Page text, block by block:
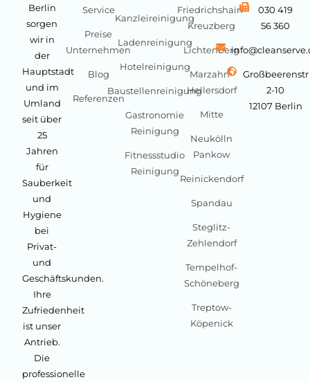
Berlin
sorgen
wir in
der
Hauptstadt
und im
Umland
seit über
25
Jahren
für
Sauberkeit
und
Hygiene
bei
Privat-
und
Geschäftskunden.
Ihre
Zufriedenheit
ist unser
Antrieb.
Die
professionelle
Service
Preise
Unternehmen
Blog
Referenzen
Kanzleireinigung
Ladenreinigung
Hotelreinigung
Baustellenreinigung
Gastronomie
Reinigung
Fitnessstudio
Reinigung
Friedrichshain-
Kreuzberg
Lichtenberg
Marzahn-
Hellersdorf
Mitte
Neukölln
Pankow
Reinickendorf
Spandau
Steglitz-
Zehlendorf
Tempelhof-
Schöneberg
Treptow-
Köpenick
030 419
56 360
Großbeerenstr
2-10
12107 Berlin